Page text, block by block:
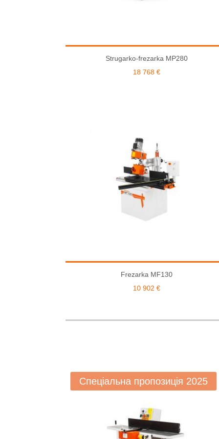
Strugarko-frezarka MP280
18 768 €
Frezarka MF130
10 902 €
Спеціальна пропозиція 2025